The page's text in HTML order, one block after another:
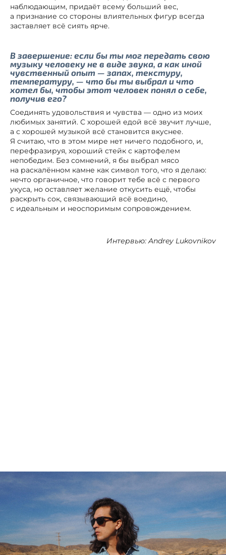
наблюдающим, придаёт всему больший вес,
а признание со стороны влиятельных фигур всегда
заставляет всё сиять ярче.
В завершение: если бы ты мог передать свою
музыку человеку не в виде звука, а как иной
чувственный опыт — запах, текстуру,
температуру, — что бы ты выбрал и что
хотел бы, чтобы этот человек понял о себе,
получив его?
Соединять удовольствия и чувства — одно из моих
любимых занятий. С хорошей едой всё звучит лучше,
а с хорошей музыкой всё становится вкуснее.
Я считаю, что в этом мире нет ничего подобного, и,
перефразируя, хороший стейк с картофелем
непобедим. Без сомнений, я бы выбрал мясо
на раскалённом камне как символ того, что я делаю:
нечто органичное, что говорит тебе всё с первого
укуса, но оставляет желание откусить ещё, чтобы
раскрыть сок, связывающий всё воедино,
с идеальным и неоспоримым сопровождением.
Интервью: Andrey Lukovnikov